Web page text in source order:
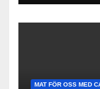
MAT FÖR OSS MED